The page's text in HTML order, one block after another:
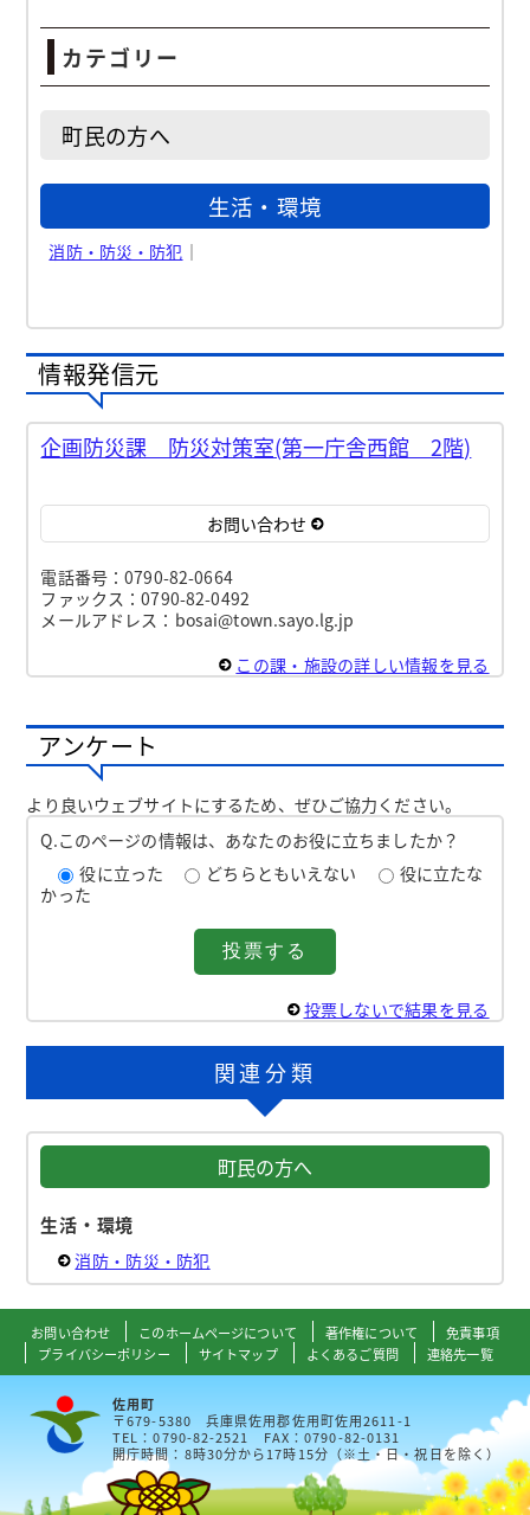
カテゴリー
町民の方へ
生活・環境
消防・防災・防犯 ｜
情報発信元
企画防災課 防災対策室(第一庁舎西館 2階)
お問い合わせ
電話番号：0790-82-0664
ファックス：0790-82-0492
メールアドレス：bosai@town.sayo.lg.jp
この課・施設の詳しい情報を見る
アンケート
より良いウェブサイトにするため、ぜひご協力ください。
Q.このページの情報は、あなたのお役に立ちましたか？
役に立った
どちらともいえない
役に立たな
かった
投票しないで結果を見る
関連分類
町民の方へ
生活・環境
消防・防災・防犯
お問い合わせ このホームページについて 著作権について
免責事項
プライバシーポリシー
サイトマップ よくあるご質問 連絡先一覧
佐用町
〒679-5380 兵庫県佐用郡佐用町佐用2611-1
TEL：0790-82-2521 FAX：0790-82-0131
開庁時間：8時30分から17時15分（※土・日・祝日を除く）